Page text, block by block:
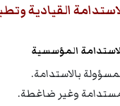
القيادية
المؤسسية
بالاستدامة.
مستدامة وغير ضاغطة.